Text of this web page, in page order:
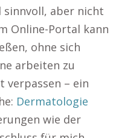
sinnvoll, aber nicht
Online-Portal kann
ohne sich
arbeiten zu
verpassen – ein
Dermatologie
wie der